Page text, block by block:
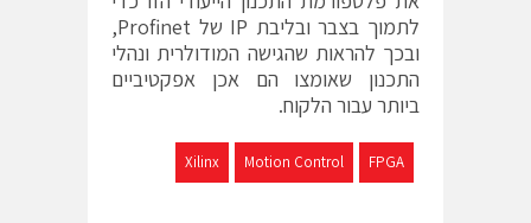
לתמוך בצבר ובליבת IP של Profinet,
ובכך להראות שהגישה המודולרית ונהלי
התכנון שאומצו הם אכן אפקטיביים
ביותר עבור הלקוח.
FPGA
Motion Control
Xilinx